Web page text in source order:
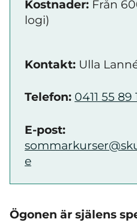
Kostnader: Från
logi)
Kontakt: Ulla
Telefon: 0411 55 89
E-post:
e
Ögonen är själens